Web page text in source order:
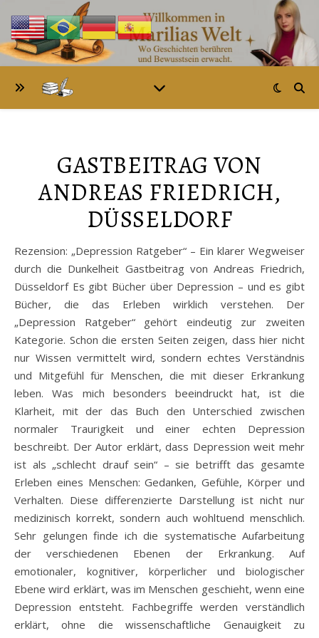
GASTBEITRAG VON
ANDREAS FRIEDRICH,
DÜSSELDORF
Rezension: „Depression Ratgeber“ – Ein klarer Wegweiser
durch die Dunkelheit Gastbeitrag von Andreas Friedrich,
Düsseldorf Es gibt Bücher über Depression – und es gibt
Bücher, die das Erleben wirklich verstehen. Der
„Depression Ratgeber“ gehört eindeutig zur zweiten
Kategorie. Schon die ersten Seiten zeigen, dass hier nicht
nur Wissen vermittelt wird, sondern echtes Verständnis
und Mitgefühl für Menschen, die mit dieser Erkrankung
leben. Was mich besonders beeindruckt hat, ist die
Klarheit, mit der das Buch den Unterschied zwischen
normaler Traurigkeit und einer echten Depression
beschreibt. Der Autor erklärt, dass Depression weit mehr
ist als „schlecht drauf sein“ – sie betrifft das gesamte
Erleben eines Menschen: Gedanken, Gefühle, Körper und
Verhalten. Diese differenzierte Darstellung ist nicht nur
medizinisch korrekt, sondern auch wohltuend menschlich.
Sehr gelungen finde ich die systematische Aufarbeitung
der verschiedenen Ebenen der Erkrankung. Auf
emotionaler, kognitiver, körperlicher und biologischer
Ebene wird erklärt, was im Menschen geschieht, wenn eine
Depression entsteht. Fachbegriffe werden verständlich
erklärt, ohne die wissenschaftliche Genauigkeit zu